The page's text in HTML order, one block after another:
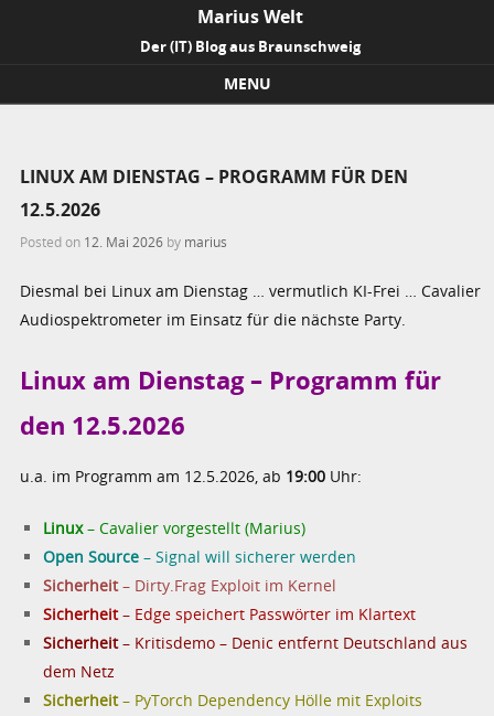
Marius Welt
Der (IT) Blog aus Braunschweig
MENU
LINUX AM DIENSTAG – PROGRAMM FÜR DEN
12.5.2026
Posted on 12. Mai 2026 by marius
Diesmal bei Linux am Dienstag … vermutlich KI-Frei … Cavalier
Audiospektrometer im Einsatz für die nächste Party.
Linux am Dienstag – Programm für
den 12.5.2026
u.a. im Programm am 12.5.2026, ab 19:00 Uhr:
Linux– Cavalier vorgestellt (Marius)
Open Source – Signal will sicherer werden
Sicherheit– Dirty.Frag Exploit im Kernel
Sicherheit– Edge speichert Passwörter im Klartext
Sicherheit– Kritisdemo – Denic entfernt Deutschland aus
dem Netz
Sicherheit– PyTorch Dependency Hölle mit Exploits